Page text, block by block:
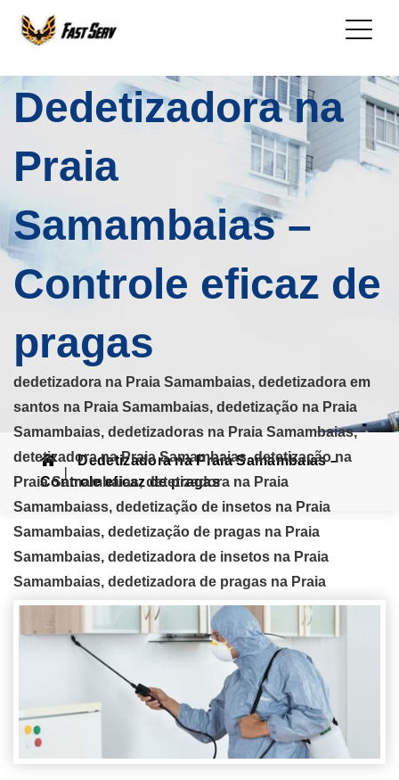
Dedetizadora na
Praia
Samambaias –
Controle eficaz de
pragas
dedetizadora na Praia Samambaias, dedetizadora em
santos na Praia Samambaias, dedetização na Praia
Samambaias, dedetizadoras na Praia Samambaias,
detetizadora na Praia Samambaias, detetização na
Praia Samambaias, detetizadora na Praia
Samambaiass, dedetização de insetos na Praia
Samambaias, dedetização de pragas na Praia
Samambaias, dedetizadora de insetos na Praia
Samambaias, dedetizadora de pragas na Praia
Samambaias, dedetização de cupins na Praia
Samambaias, dedetização de baratas, dedetização de
pulgas na Praia Samambaias
Dedetizadora na Praia Samambaias –
Controle eficaz de pragas